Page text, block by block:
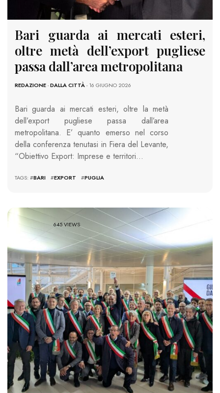
Bari guarda ai mercati esteri,
oltre metà dell’export pugliese
passa dall’area metropolitana
REDAZIONE-DALLA CITTÀ- 16 GIUGNO 2026
Bari guarda ai mercati esteri, oltre la metà
dell’export pugliese passa dall’area
metropolitana. E’ quanto emerso nel corso
della conferenza tenutasi in Fiera del Levante,
“Obiettivo Export: Imprese e territori…
TAGS: #BARI #EXPORT #PUGLIA
645 VIEWS